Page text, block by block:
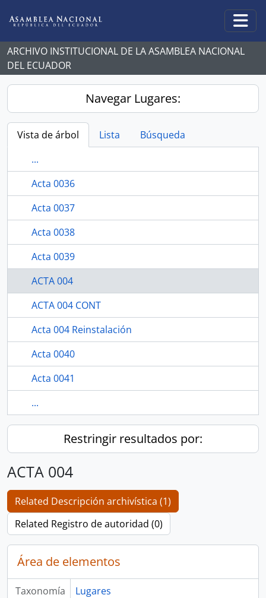
ARCHIVO INSTITUCIONAL DE LA ASAMBLEA NACIONAL
DEL ECUADOR
Navegar Lugares:
Vista de árbol Lista
Búsqueda
...
Acta 0036
Acta 0037
Acta 0038
Acta 0039
ACTA 004
ACTA 004 CONT
Acta 004 Reinstalación
Acta 0040
Acta 0041
...
Restringir resultados por:
ACTA 004
Related Descripción archivística (1)
Related Registro de autoridad (0)
Área de elementos
Taxonomía Lugares